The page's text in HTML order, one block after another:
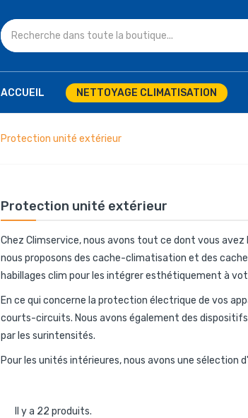
ACCUEIL NETTOYAGE CLIMATISATION
Protection unité extérieur
Protection unité extérieur
Chez Climservice, nous avons tout ce dont vous
nous proposons des cache-climatisation et des
habillages clim pour les intégrer esthétiquement à
En ce qui concerne la protection électrique de vos
courts-circuits. Nous avons également des
par les surintensités.
Pour les unités intérieures, nous avons une sélection
Il y a 22 produits.